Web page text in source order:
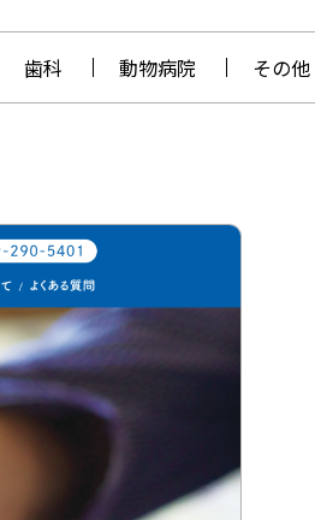
歯科 動物病院 その他